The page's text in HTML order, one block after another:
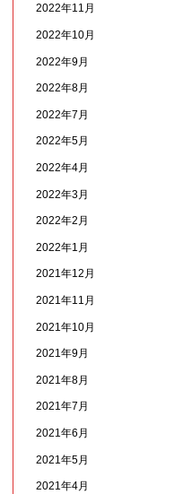
2022年11月
2022年10月
2022年9月
2022年8月
2022年7月
2022年5月
2022年4月
2022年3月
2022年2月
2022年1月
2021年12月
2021年11月
2021年10月
2021年9月
2021年8月
2021年7月
2021年6月
2021年5月
2021年4月